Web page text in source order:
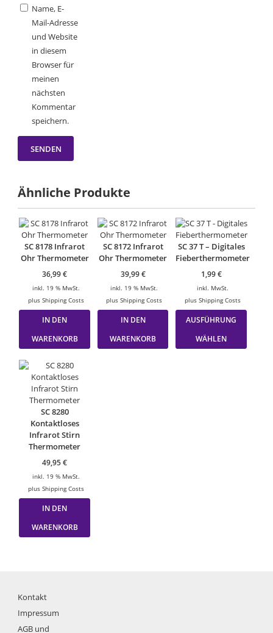
Name, E-
Mail-Adresse
und Website
in diesem
Browser für
meinen
nächsten
Kommentar
speichern.
Ähnliche Produkte
SC 8178 Infrarot
Ohr Thermometer
36,99€
inkl. 19 % MwSt.
plus Shipping Costs
IN DEN
WARENKORB
SC 8172 Infrarot
Ohr Thermometer
39,99€
inkl. 19 % MwSt.
plusShipping Costs
IN DEN
WARENKORB
SC 37 T – Digitales
Fieberthermometer
1,99€
inkl. MwSt.
plus Shipping Costs
AUSFÜHRUNG
WÄHLEN
Dieses
SC 8280
Kontaktloses
Infrarot Stirn
Thermometer
49,95€
inkl. 19 % MwSt.
plus Shipping Costs
IN DEN
WARENKORB
Kontakt
Impressum
AGB und